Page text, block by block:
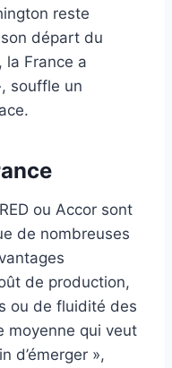
reste
départ du
la France a
souffle un
ou Accor sont
de nombreuses
de production,
ou de fluidité des
moyenne qui veut
d’émerger »,